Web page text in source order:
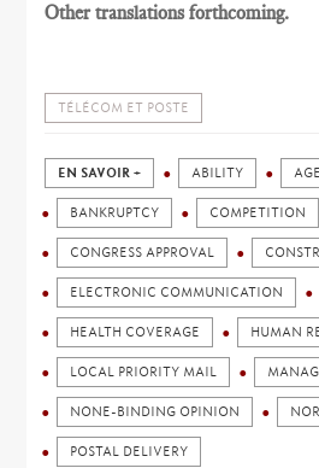
Other translations forthcoming.
TÉLÉCOM ET POSTE
EN SAVOIR + ABILITY
BANKRUPTCY COMPETITION
CONGRESS APPROVAL
ELECTRONIC COMMUNICATION
HEALTH COVERAGE HUMAN
LOCAL PRIORITY MAIL
NONE-BINDING OPINION
POSTAL DELIVERY